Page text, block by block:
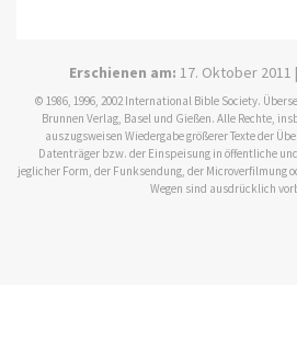
Erschienen am: 17. Oktober
© 1986, 1996, 2002 International Bible Society.
Brunnen Verlag, Basel und Gießen. Alle Rechte,
auszugsweisen Wiedergabe größerer Texte der
Datenträger bzw. der Einspeisung in öffentliche
jeglicher Form, der Funksendung, der Microverfilmung
Wegen sind ausdrücklich